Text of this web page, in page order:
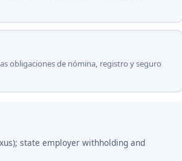
obligaciones de nómina, registro y seguro
state employer withholding and